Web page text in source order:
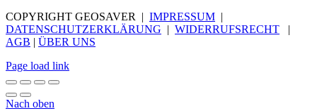
COPYRIGHT GEOSAVER | IMPRESSUM |
DATENSCHUTZERKLÄRUNG | WIDERRUFSRECHT |
AGB | ÜBER UNS
Page load link
Nach oben